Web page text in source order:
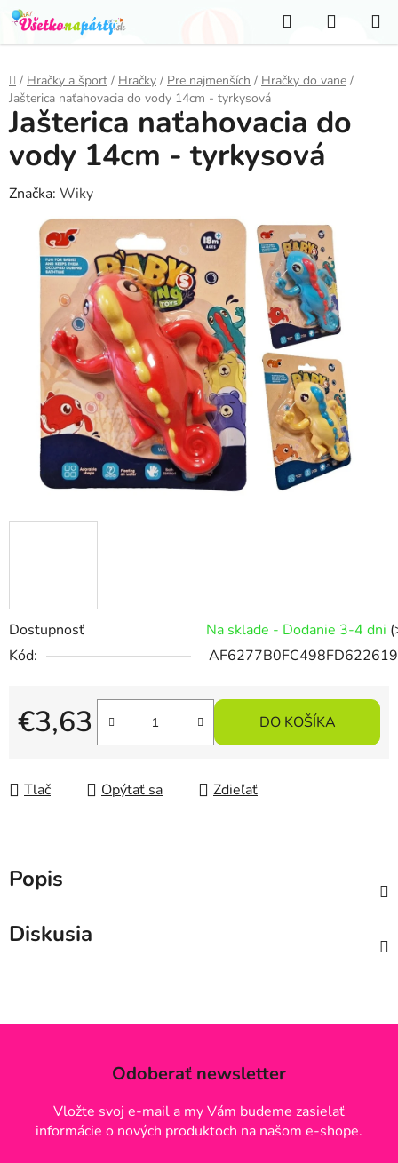
Prejsť
na
obsah
Hľadať
KOŠÍK
Domov
/ Hračky a šport / Hračky / Pre najmenších / Hračky do vane /
Jašterica naťahovacia do vody 14cm - tyrkysová
Dostupnosť Na sklade - Dodanie 3-4 dni
Kód:
€3,63
Jednotková cena:
DO KOŠÍKA
Tlač Opýtať sa Zdieľať
Jašterica naťahovacia do
vody 14cm - tyrkysová
Značka: Wiky
Popis
Diskusia
Odoberať newsletter
Vložte svoj e-mail a my Vám budeme zasielať
informácie o nových produktoch na našom e-shope.